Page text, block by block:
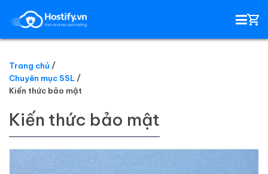
HOSTING
TÊN MIỀN
EMAIL SERVER
Trang chủ
Chuyên mục SSL
Kiến thức bảo mật
Kiến thức bảo mật